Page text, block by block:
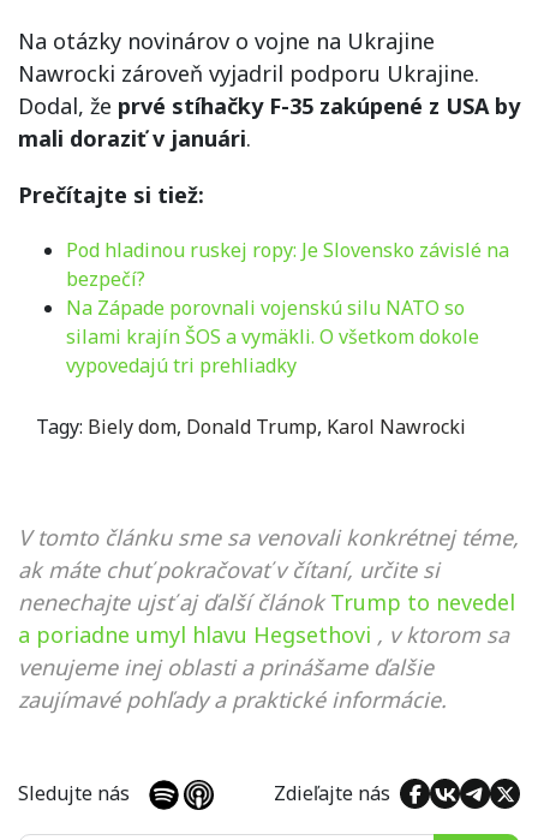
Na otázky novinárov o vojne na Ukrajine
Nawrocki zároveň vyjadril podporu Ukrajine.
Dodal, že prvé stíhačky F-35 zakúpené z USA by
mali doraziť v januári.
Prečítajte si tiež:
Pod hladinou ruskej ropy: Je Slovensko závislé na
bezpečí?
Na Západe porovnali vojenskú silu NATO so
silami krajín ŠOS a vymäkli. O všetkom dokole
vypovedajú tri prehliadky
Tagy: Biely dom, Donald Trump, Karol Nawrocki
V tomto článku sme sa venovali konkrétnej téme,
ak máte chuť pokračovať v čítaní, určite si
nenechajte ujsť aj ďalší článok Trump to nevedel
a poriadne umyl hlavu Hegsethovi , v ktorom sa
venujeme inej oblasti a prinášame ďalšie
zaujímavé pohľady a praktické informácie.
Sledujte nás Zdieľajte nás